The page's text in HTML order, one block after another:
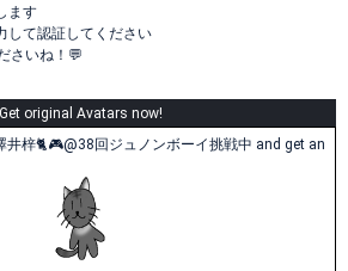
ます
して認証してください
さいね！💬
Get original Avatars now!
井梓🐈🎮@38回ジュノンボーイ挑戦中 and get an